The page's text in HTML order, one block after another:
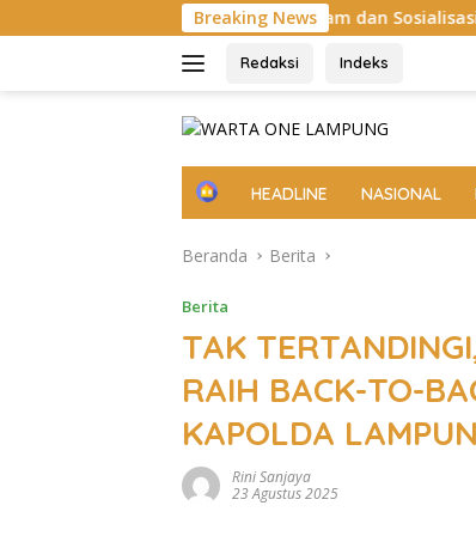
ke
Breaking News
Ronda Malam dan Sosialisasi Layanan 110
Redaksi Indeks
H
e
HEADLINE NASIONAL
Beranda Berita
Berita
TAK
RAIH BACK-TO-
KAPOLDA
Rini Sanjaya
23 Agustus 2025